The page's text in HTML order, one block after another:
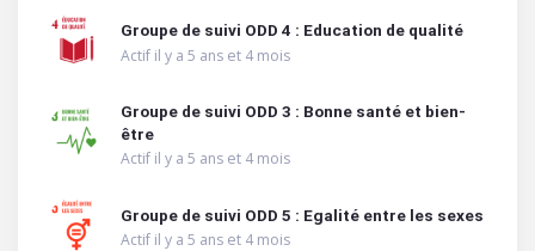
Groupe de suivi ODD 4 : Education de qualité
Actif il y a 5 ans et 4 mois
Groupe de suivi ODD 3 : Bonne santé et bien-
être
Actif il y a 5 ans et 4 mois
Groupe de suivi ODD 5 : Egalité entre les sexes
Actif il y a 5 ans et 4 mois